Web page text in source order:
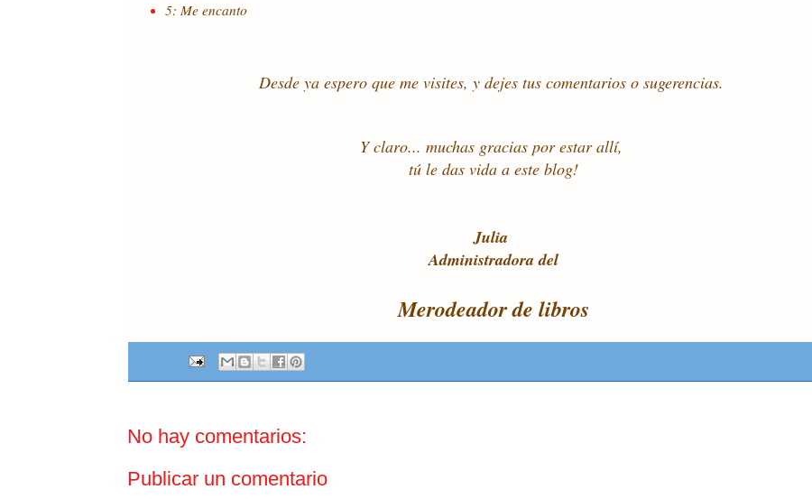
5: Me encanto
Desde ya espero que me visites, y dejes tus comentarios o sugerencias.
Y claro... muchas gracias por estar allí,
tú le das vida a este blog!
Julia
Administradora del
Merodeador de libros
No hay comentarios:
Publicar un comentario